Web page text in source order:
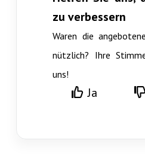
zu verbessern
Waren die
nützlich? Ihre
uns!
Ja